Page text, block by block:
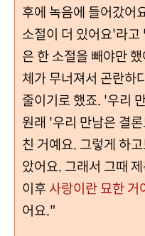
후에 녹음에 들어갔어
소절이 더 있어요'라
은 한 소절을 빼야만
체가 무너져서 곤란하
줄이기로 했죠. '우리
원래 '우리 만남은 결
친 거예요. 그렇게 하
았어요. 그래서 그때
이후사랑이란 묘한 거
어요."